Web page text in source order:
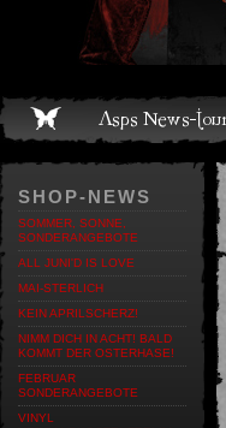
Live und Termine
SHOP-NEWS
SOMMER, SONNE,
SONDERANGEBOTE
ALL JUNI'D IS LOVE
MAI-STERLICH
KEIN APRILSCHERZ!
NIMM DICH IN ACHT! BALD
KOMMT DER OSTERHASE!
FEBRUAR
SONDERANGEBOTE
VINYL